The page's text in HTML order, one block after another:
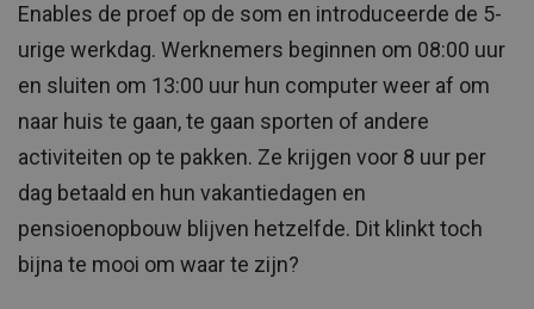
Enables de proef op de som en introduceerde de 5-
urige werkdag. Werknemers beginnen om 08:00 uur
en sluiten om 13:00 uur hun computer weer af om
naar huis te gaan, te gaan sporten of andere
activiteiten op te pakken. Ze krijgen voor 8 uur per
dag betaald en hun vakantiedagen en
pensioenopbouw blijven hetzelfde. Dit klinkt toch
bijna te mooi om waar te zijn?